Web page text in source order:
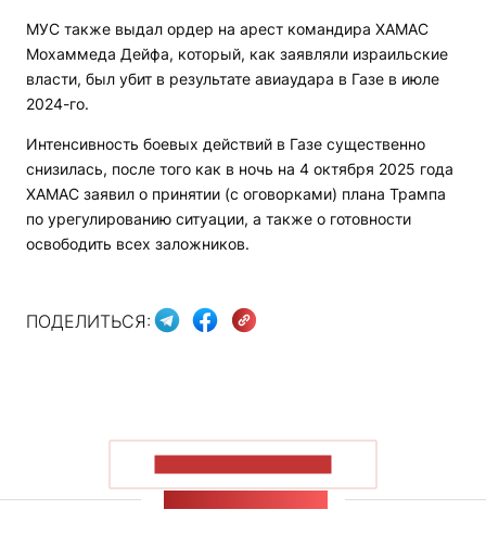
МУС также выдал ордер на арест командира ХАМАС
Мохаммеда Дейфа, который, как заявляли израильские
власти, был убит в результате авиаудара в Газе в июле
2024-го.
Интенсивность боевых действий в Газе существенно
снизилась, после того как в ночь на 4 октября 2025 года
ХАМАС заявил о принятии (с оговорками) плана Трампа
по урегулированию ситуации, а также о готовности
освободить всех заложников.
ПОДЕЛИТЬСЯ: